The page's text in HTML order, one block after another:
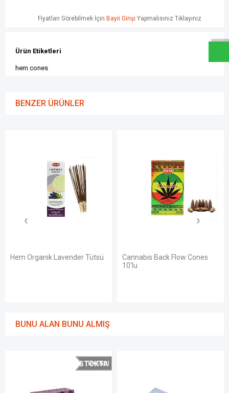
Fiyatları Görebilmek İçin Bayii Girişi Yapmalısınız Tıklayınız
Ürün Etiketleri
hem cones
BENZER ÜRÜNLER
Hem Organik Lavender Tütsü
Cannabis Back Flow Cones
10'lu
BUNU ALAN BUNU ALMIŞ
STOKTA